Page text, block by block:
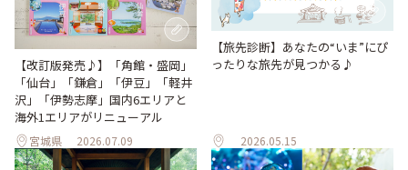
【改訂版発売♪】「角館・盛岡」
「仙台」「鎌倉」「伊豆」「軽井
沢」「伊勢志摩」国内6エリアと
海外1エリアがリニューアル
宮城県 2026.07.09
【旅先診断】あなたの“いま”にぴ
ったりな旅先が見つかる♪
2026.05.15